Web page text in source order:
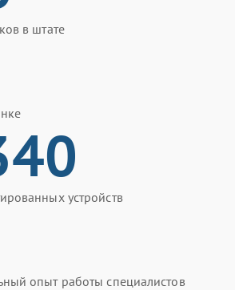
в штате
устройств
опыт работы специалистов